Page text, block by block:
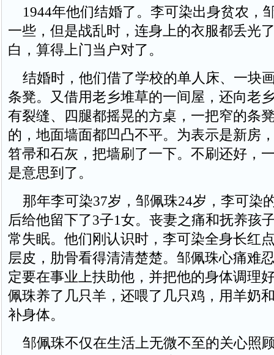
1944年他们结婚了。李可染出身贫农，
一些，但是战乱时，连身上的衣服都丢光
白，算得上门当户对了。
结婚时，他们借了学校的单人床、一块
条凳。又借用老乡堆草的一间屋，还向老
有裂缝、四腿都摇晃的方桌，一把窄的条
的，地面墙面都凹凸不平。为表示是新房
笤帚和石灰，把墙刷了一下。不刷还好，
是意思到了。
那年李可染37岁，邹佩珠24岁，李可染
后给他留下了3子1女。丧妻之痛和抚养孩
常失眠。他们刚认识时，李可染全身长红
层皮，肋骨看得清清楚楚。邹佩珠心痛难
定要在事业上扶助他，并把他的身体调理
佩珠养了几只羊，还喂了几只鸡，用羊奶
补身体。
邹佩珠不仅在生活上无微不至的关心照